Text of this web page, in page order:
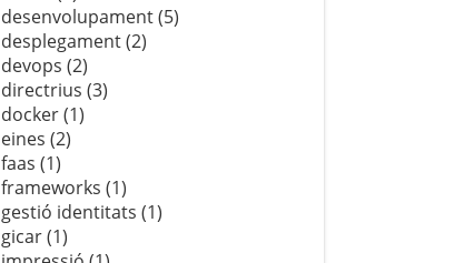
desenvolupament (5)
desplegament (2)
devops (2)
directrius (3)
docker (1)
eines (2)
faas (1)
frameworks (1)
gestió identitats (1)
gicar (1)